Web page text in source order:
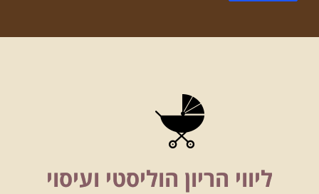
ליווי הריון הוליסטי ועיסוי